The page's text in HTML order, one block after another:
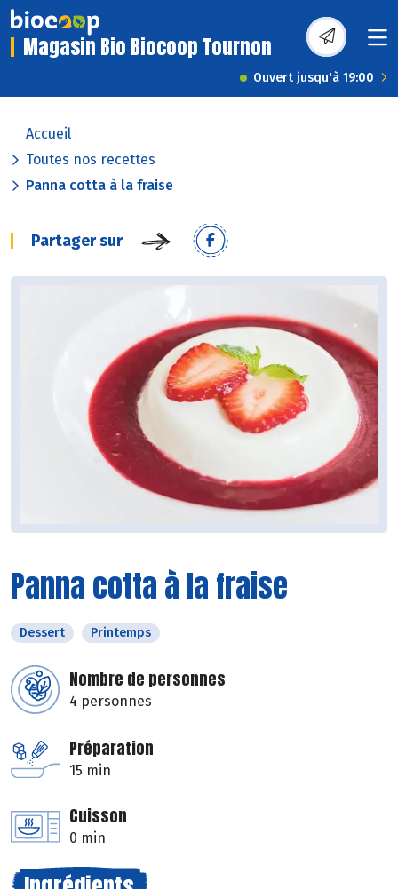
Magasin Bio Biocoop Tournon
Ouvert jusqu'à 19:00
Accueil
Toutes nos recettes
Panna cotta à la fraise
Partager sur
Panna cotta à la fraise
Dessert Printemps
Nombre de personnes
4 personnes
Préparation
15 min
Cuisson
0 min